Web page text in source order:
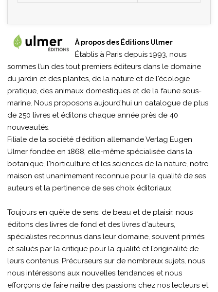
À propos des Éditions Ulmer
Établis à Paris depuis 1993, nous
sommes l’un des tout premiers éditeurs dans le domaine
du jardin et des plantes, de la nature et de l'écologie
pratique, des animaux domestiques et de la faune sous-
marine. Nous proposons aujourd’hui un catalogue de plus
de 250 livres et éditons chaque année près de 40
nouveautés.
Filiale de la société d'édition allemande Verlag Eugen
Ulmer fondée en 1868, elle-même spécialisée dans la
botanique, l'horticulture et les sciences de la nature, notre
maison est unanimement reconnue pour la qualité de ses
auteurs et la pertinence de ses choix éditoriaux.
Toujours en quête de sens, de beau et de plaisir, nous
éditons des livres de fond et des livres d'auteurs,
spécialistes reconnus dans leur domaine, souvent primés
et salués par la critique pour la qualité et l’originalité de
leurs contenus. Précurseurs sur de nombreux sujets, nous
nous intéressons aux nouvelles tendances et nous
efforçons de faire naître des passions chez nos lecteurs et